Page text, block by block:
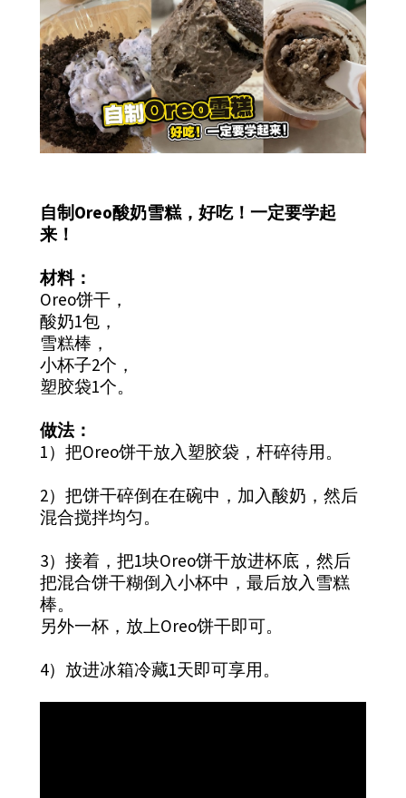
自制Oreo酸奶雪糕，好吃！一定要学起
来！
材料：
Oreo饼干，
酸奶1包，
雪糕棒，
小杯子2个，
塑胶袋1个。
做法：
1）把Oreo饼干放入塑胶袋，杆碎待用。
2）把饼干碎倒在在碗中，加入酸奶，然后
混合搅拌均匀。
3）接着，把1块Oreo饼干放进杯底，然后
把混合饼干糊倒入小杯中，最后放入雪糕
棒。
另外一杯，放上Oreo饼干即可。
4）放进冰箱冷藏1天即可享用。